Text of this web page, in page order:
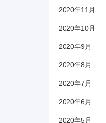
2020年11月
2020年10月
2020年9月
2020年8月
2020年7月
2020年6月
2020年5月